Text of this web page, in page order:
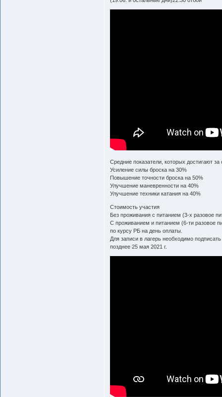
Средние показатели, которых достигают за
Усиление силы броска на 30% ​
Повышение точности броска на 50%
Улучшение маневренности на 40%
Улучшение техники катания на 40%
Стоимость участия
Без проживания с питанием (3-х разовое
С проживанием и питанием (6-ти разовое
по курсу РБ на день оплаты.
Для записи в лагерь необходимо
позднее 25 мая 2021 г.